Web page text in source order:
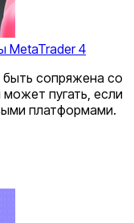
MetaTrader 4
сопряжена со
пугать, если
платформами.